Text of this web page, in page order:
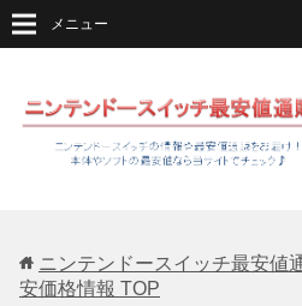
メニュー
ニンテンドースイッチ最安値
安価格情報 TOP